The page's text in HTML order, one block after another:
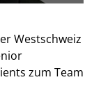
Westschweiz
zum Team